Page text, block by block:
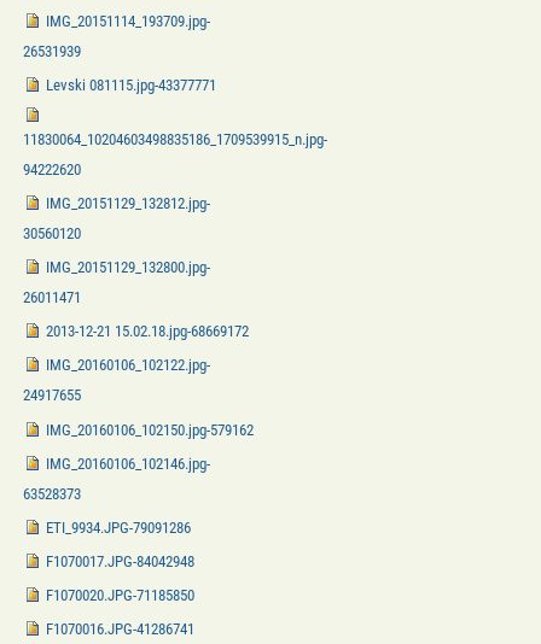
IMG_20151114_193709.jpg-
26531939
Levski 081115.jpg-43377771
11830064_10204603498835186_1709539915_n.jpg-
94222620
IMG_20151129_132812.jpg-
30560120
IMG_20151129_132800.jpg-
26011471
2013-12-21 15.02.18.jpg-68669172
IMG_20160106_102122.jpg-
24917655
IMG_20160106_102150.jpg-579162
IMG_20160106_102146.jpg-
63528373
ETI_9934.JPG-79091286
F1070017.JPG-84042948
F1070020.JPG-71185850
F1070016.JPG-41286741